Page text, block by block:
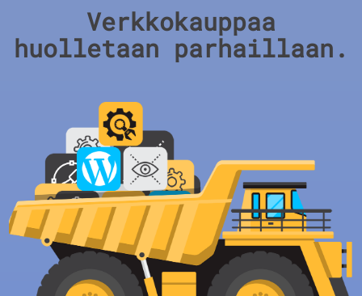
Verkkokauppaa
huolletaan parhaillaan.